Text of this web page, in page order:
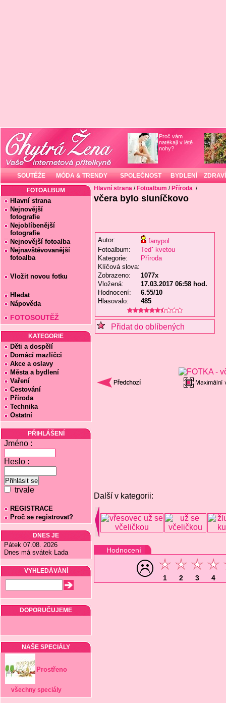
Proč vám
natékají v létě
nohy?
SOUTĚŽE MÓDA & TRENDY SPOLEČNOST BYDLENÍ ZDRAVÍ
FOTOALBUM
Hlavní strana
Nejnovější
fotografie
Nejoblíbenější
fotografie
Nejnovější fotoalba
Nejnavštěvovanější
fotoalba
Vložit novou fotku
Hledat
Nápověda
FOTOSOUTĚŽ
KATEGORIE
Děti a dospělí
Domácí mazlíčci
Akce a oslavy
Města a bydlení
Vaření
Cestování
Příroda
Technika
Ostatní
PŘIHLÁŠENÍ
Jméno :
Heslo :
trvale
REGISTRACE
Proč se registrovat?
DNES JE
Pátek 07.08. 2026
Dnes má svátek Lada
VYHLEDÁVÁNÍ
DOPORUČUJEME
NAŠE SPECIÁLY
Prostřeno
všechny speciály
Hlavní strana / Fotoalbum / Příroda /
včera bylo sluníčkovo
Autor:
fanypol
Fotoalbum:
Tedˇ kvetou
Kategorie:
Příroda
Klíčová slova:
Zobrazeno:
1077x
Vložená:
17.03.2017 06:58 hod.
Hodnocení:
6.55/10
Hlasovalo:
485
Přidat do oblíbených
Další v kategorii:
Hodnocení
1 2 3 4